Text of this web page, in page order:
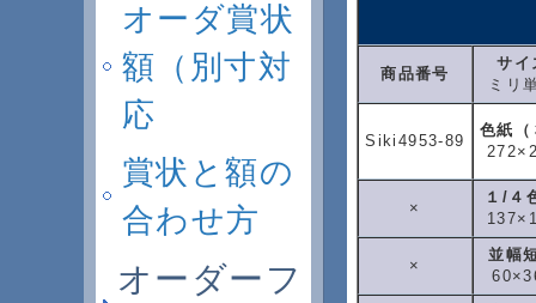
商品番号
サイ
ミリ
Siki4953-89
色紙（
×
１/４
×
並幅
オーダ賞状
額（別寸対
応
賞状と額の
合わせ方
オーダーフ